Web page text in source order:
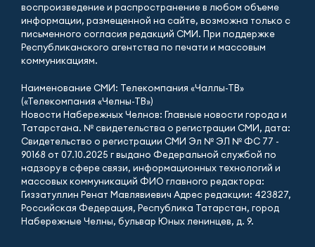
воспроизведение и распространение в любом объеме
информации, размещенной на сайте, возможна только с
письменного согласия редакций СМИ. При поддержке
Республиканского агентства по печати и массовым
коммуникациям.
Наименование СМИ: Телекомпания «Чаллы-ТВ»
(«Телекомпания «Челны-ТВ»)
Новости Набережных Челнов: Главные новости города и
Татарстана. № свидетельства о регистрации СМИ, дата:
Свидетельство о регистрации СМИ Эл № ЭЛ № ФС 77 -
90168 от 07.10.2025 г выдано Федеральной службой по
надзору в сфере связи, информационных технологий и
массовых коммуникаций ФИО главного редактора:
Гиззатуллин Ренат Мавлявиевич Адрес редакции: 423827,
Российская Федерация, Республика Татарстан, город
Набережные Челны, бульвар Юных ленинцев, д. 9.